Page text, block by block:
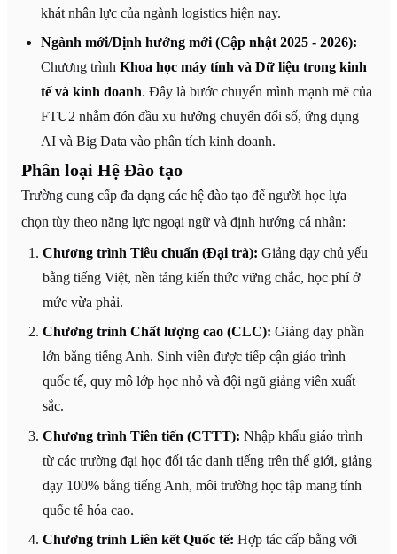
khát nhân lực của ngành logistics hiện nay.
Ngành mới/Định hướng mới (Cập nhật 2025 - 2026):
Chương trình Khoa học máy tính và Dữ liệu trong kinh
tế và kinh doanh. Đây là bước chuyển mình mạnh mẽ của
FTU2 nhằm đón đầu xu hướng chuyển đổi số, ứng dụng
AI và Big Data vào phân tích kinh doanh.
Phân loại Hệ Đào tạo
Trường cung cấp đa dạng các hệ đào tạo để người học lựa
chọn tùy theo năng lực ngoại ngữ và định hướng cá nhân:
Chương trình Tiêu chuẩn (Đại trà): Giảng dạy chủ yếu
bằng tiếng Việt, nền tảng kiến thức vững chắc, học phí ở
mức vừa phải.
Chương trình Chất lượng cao (CLC): Giảng dạy phần
lớn bằng tiếng Anh. Sinh viên được tiếp cận giáo trình
quốc tế, quy mô lớp học nhỏ và đội ngũ giảng viên xuất
sắc.
Chương trình Tiên tiến (CTTT): Nhập khẩu giáo trình
từ các trường đại học đối tác danh tiếng trên thế giới, giảng
dạy 100% bằng tiếng Anh, môi trường học tập mang tính
quốc tế hóa cao.
Chương trình Liên kết Quốc tế: Hợp tác cấp bằng với